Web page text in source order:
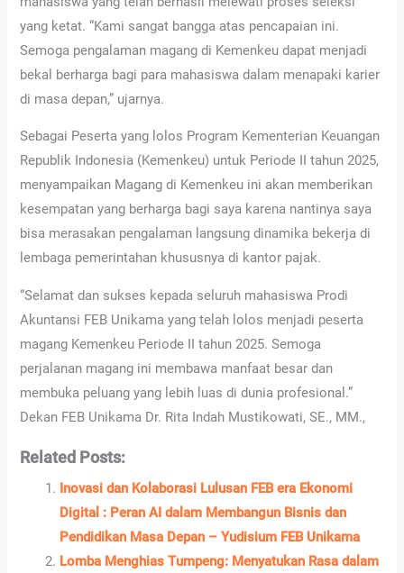
yang ketat. “Kami sangat bangga atas pencapaian ini.
Semoga pengalaman magang di Kemenkeu dapat menjadi
bekal berharga bagi para mahasiswa dalam menapaki karier
di masa depan,” ujarnya.
Sebagai Peserta yang lolos Program Kementerian Keuangan
Republik Indonesia (Kemenkeu) untuk Periode II tahun 2025,
menyampaikan Magang di Kemenkeu ini akan memberikan
kesempatan yang berharga bagi saya karena nantinya saya
bisa merasakan pengalaman langsung dinamika bekerja di
lembaga pemerintahan khususnya di kantor pajak.
“Selamat dan sukses kepada seluruh mahasiswa Prodi
Akuntansi FEB Unikama yang telah lolos menjadi peserta
magang Kemenkeu Periode II tahun 2025. Semoga
perjalanan magang ini membawa manfaat besar dan
membuka peluang yang lebih luas di dunia profesional.”
Dekan FEB Unikama Dr. Rita Indah Mustikowati, SE., MM.,
Related Posts:
Inovasi dan Kolaborasi Lulusan FEB era Ekonomi
Digital : Peran AI dalam Membangun Bisnis dan
Pendidikan Masa Depan – Yudisium FEB Unikama
Lomba Menghias Tumpeng: Menyatukan Rasa dalam